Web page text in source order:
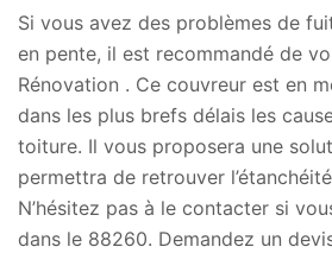
Si vous avez des problèmes de
en pente, il est recommandé de
Rénovation . Ce couvreur est en
dans les plus brefs délais les
toiture. Il vous proposera une
permettra de retrouver
N’hésitez pas à le contacter si
dans le 88260. Demandez un